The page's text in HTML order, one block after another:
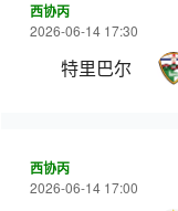
西协丙
2026-06-14 17:30
特里巴尔
西协丙
2026-06-14 17:00